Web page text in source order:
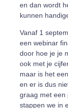
en dan wordt
kunnen
Vanaf 1
een webinar
door hoe je je
ook met je
maar is het
en er is dus
graag met een
stappen we in